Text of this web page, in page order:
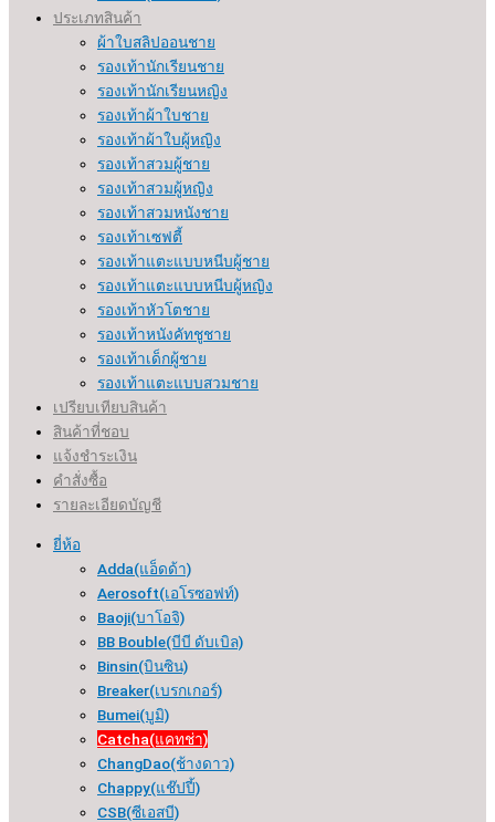
ประเภทสินค้า
ผ้าใบสลิปออนชาย
รองเท้านักเรียนชาย
รองเท้านักเรียนหญิง
รองเท้าผ้าใบชาย
รองเท้าผ้าใบผู้หญิง
รองเท้าสวมผู้ชาย
รองเท้าสวมผู้หญิง
รองเท้าสวมหนังชาย
รองเท้าเซฟตี้
รองเท้าแตะแบบหนีบผู้ชาย
รองเท้าแตะแบบหนีบผู้หญิง
รองเท้าหัวโตชาย
รองเท้าหนังคัทชูชาย
รองเท้าเด็กผู้ชาย
รองเท้าแตะแบบสวมชาย
เปรียบเทียบสินค้า
สินค้าที่ชอบ
แจ้งชำระเงิน
คำสั่งซื้อ
รายละเอียดบัญชี
ยี่ห้อ
Adda(แอ็ดด้า)
Aerosoft(เอโรซอฟท์)
Baoji(บาโอจิ)
BB Bouble(บีบี ดับเบิล)
Binsin(บินซิน)
Breaker(เบรกเกอร์​)
Bumei(บูมิ)
Catcha(แคทช่า)
ChangDao(ช้างดาว)
Chappy(แช๊ปปี้)
CSB(ซีเอสบี)